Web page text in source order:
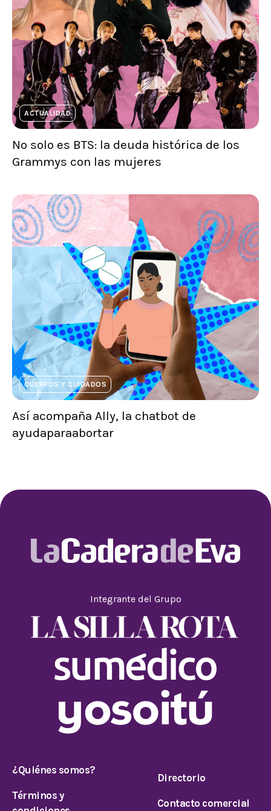
ACTUALIDAD
No solo es BTS: la deuda histórica de los
Grammys con las mujeres
CUERPOS Y CUIDADOS
Así acompaña Ally, la chatbot de
ayudaparaabortar
Integrante del Grupo
¿Quiénes somos?
Términos y
Directorio
Contacto comercial